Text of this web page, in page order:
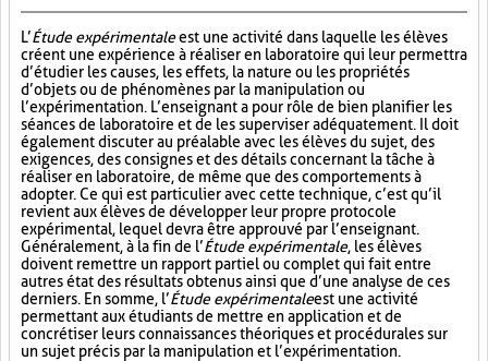
L’Étude expérimentaleest une activité dans laquelle les élèves
créent une expérience à réaliser en laboratoire qui leur permettra
d’étudier les causes, les effets, la nature ou les propriétés
d’objets ou de phénomènes par la manipulation ou
l’expérimentation. L’enseignant a pour rôle de bien planifier les
séances de laboratoire et de les superviser adéquatement. Il doit
également discuter au préalable avec les élèves du sujet, des
exigences, des consignes et des détails concernant la tâche à
réaliser en laboratoire, de même que des comportements à
adopter. Ce qui est particulier avec cette technique, c’est qu’il
revient aux élèves de développer leur propre protocole
expérimental, lequel devra être approuvé par l’enseignant.
Généralement, à la fin de l’Étude expérimentale, les élèves
doivent remettre un rapport partiel ou complet qui fait entre
autres état des résultats obtenus ainsi que d’une analyse de ces
derniers. En somme, l’Étude expérimentaleest une activité
permettant aux étudiants de mettre en application et de
concrétiser leurs connaissances théoriques et procédurales sur
un sujet précis par la manipulation et l’expérimentation.